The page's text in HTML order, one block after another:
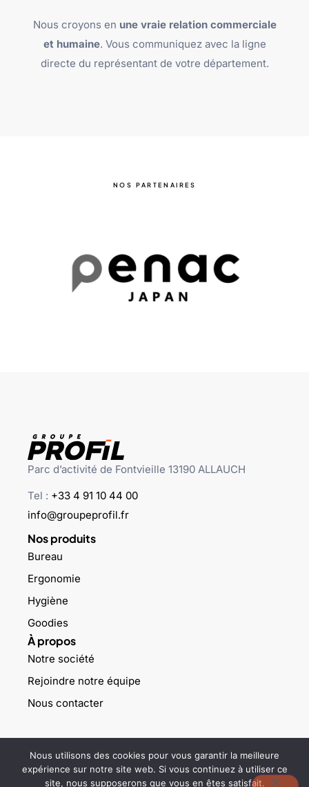
Nous croyons en une vraie relation commerciale
et humaine. Vous communiquez avec la ligne
directe du représentant de votre département.
NOS PARTENAIRES
Parc d’activité de Fontvieille 13190 ALLAUCH
Tel : +33 4 91 10 44 00
info@groupeprofil.fr
Nos produits
Bureau
Ergonomie
Hygiène
Goodies
À propos
Notre société
Rejoindre notre équipe
Nous contacter
Nous utilisons des cookies pour vous garantir la meilleure
expérience sur notre site web. Si vous continuez à utiliser ce
site, nous supposerons que vous en êtes satisfait.